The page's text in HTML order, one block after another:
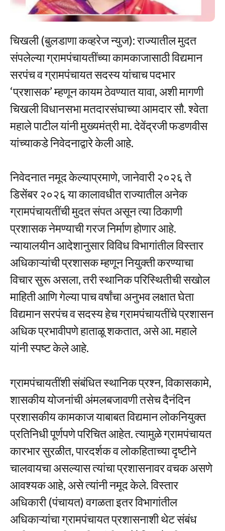
चिखली (बुलडाणा कव्हरेज न्युज): राज्यातील मुदत
संपलेल्या ग्रामपंचायतींच्या कामकाजासाठी विद्यमान
सरपंच व ग्रामपंचायत सदस्य यांचाच पदभार
‘प्रशासक’ म्हणून कायम ठेवण्यात यावा, अशी मागणी
चिखली विधानसभा मतदारसंघाच्या आमदार सौ. श्वेता
महाले पाटील यांनी मुख्यमंत्री मा. देवेंद्रजी फडणवीस
यांच्याकडे निवेदनाद्वारे केली आहे.
निवेदनात नमूद केल्याप्रमाणे, जानेवारी २०२६ ते
डिसेंबर २०२६ या कालावधीत राज्यातील अनेक
ग्रामपंचायतींची मुदत संपत असून त्या ठिकाणी
प्रशासक नेमण्याची गरज निर्माण होणार आहे.
न्यायालयीन आदेशानुसार विविध विभागांतील विस्तार
अधिकाऱ्यांची प्रशासक म्हणून नियुक्ती करण्याचा
विचार सुरू असला, तरी स्थानिक परिस्थितीची सखोल
माहिती आणि गेल्या पाच वर्षांचा अनुभव लक्षात घेता
विद्यमान सरपंच व सदस्य हेच ग्रामपंचायतींचे प्रशासन
अधिक प्रभावीपणे हाताळू शकतात, असे आ. महाले
यांनी स्पष्ट केले आहे.
ग्रामपंचायतींशी संबंधित स्थानिक प्रश्न, विकासकामे,
शासकीय योजनांची अंमलबजावणी तसेच दैनंदिन
प्रशासकीय कामकाज याबाबत विद्यमान लोकनियुक्त
प्रतिनिधी पूर्णपणे परिचित आहेत. त्यामुळे ग्रामपंचायत
कारभार सुरळीत, पारदर्शक व लोकहिताच्या दृष्टीने
चालवायचा असल्यास त्यांचा प्रशासनावर वचक असणे
आवश्यक आहे, असे त्यांनी नमूद केले. विस्तार
अधिकारी (पंचायत) वगळता इतर विभागांतील
अधिकाऱ्यांचा ग्रामपंचायत प्रशासनाशी थेट संबंध